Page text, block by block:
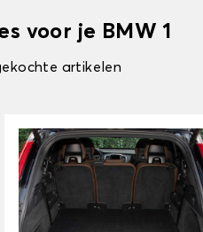
voor je BMW 1
artikelen